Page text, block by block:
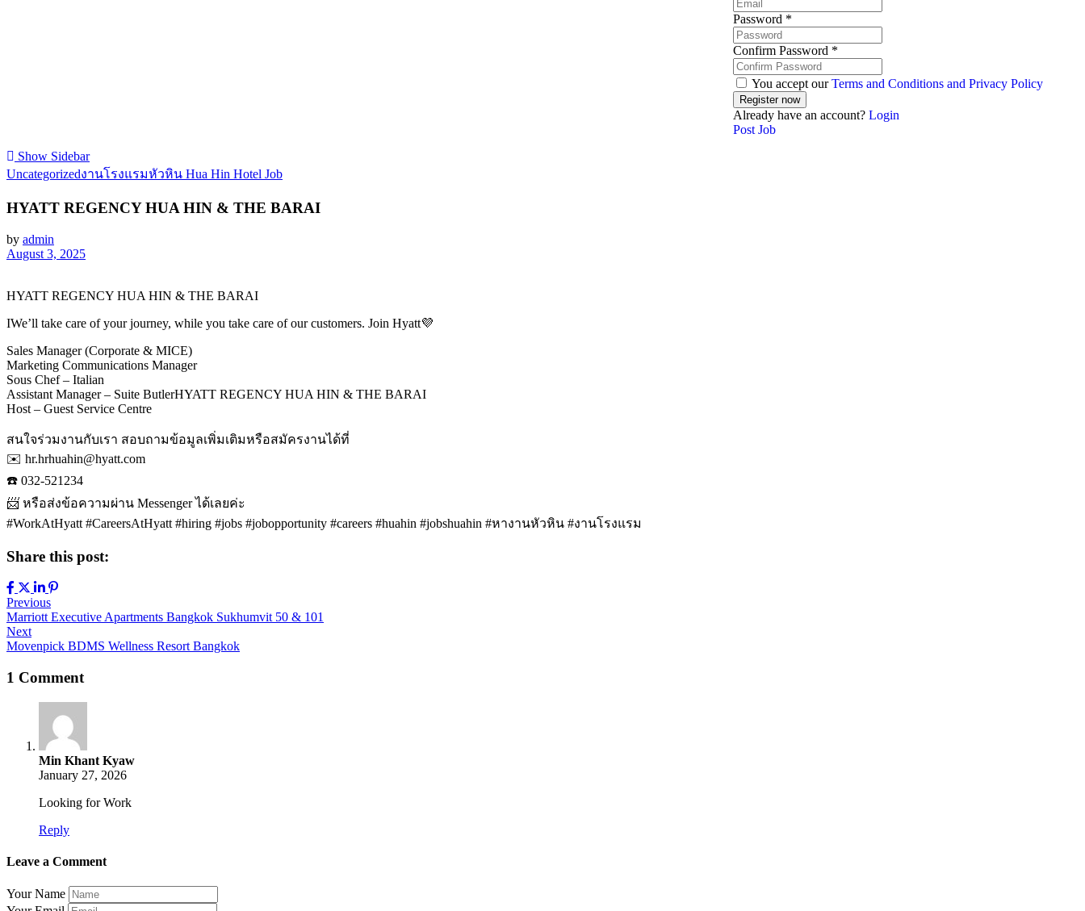
Password *
Confirm Password *
You accept ourTerms and Conditions and Privacy Policy
Already have an account?Login
Post Job
Show Sidebar
Uncategorizedงานโรงแรมหัวหิน Hua Hin Hotel Job
HYATT REGENCY HUA HIN & THE BARAI
by admin
August 3, 2025
HYATT REGENCY HUA HIN & THE BARAI
IWe’ll take care of your journey, while you take care of our customers. Join Hyatt💜
Sales Manager (Corporate & MICE)
Marketing Communications Manager
Sous Chef – Italian
Assistant Manager – Suite ButlerHYATT REGENCY HUA HIN & THE BARAI
Host – Guest Service Centre
สนใจร่วมงานกับเรา สอบถามข้อมูลเพิ่มเติมหรือสมัครงานได้ที่
✉️ hr.hrhuahin@hyatt.com
☎️ 032-521234
📨 หรือส่งข้อความผ่าน Messenger ได้เลยค่ะ
#WorkAtHyatt #CareersAtHyatt #hiring #jobs #jobopportunity #careers #huahin #jobshuahin #หางานหัวหิน #งานโรงแรม
Share this post:
Previous
Marriott Executive Apartments Bangkok Sukhumvit 50 & 101
Next
Movenpick BDMS Wellness Resort Bangkok
1 Comment
Min Khant Kyaw
January 27, 2026
Looking for Work
Reply
Leave a Comment
Your Name